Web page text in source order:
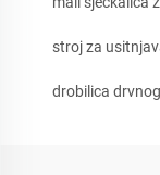
stroj za
drobilica